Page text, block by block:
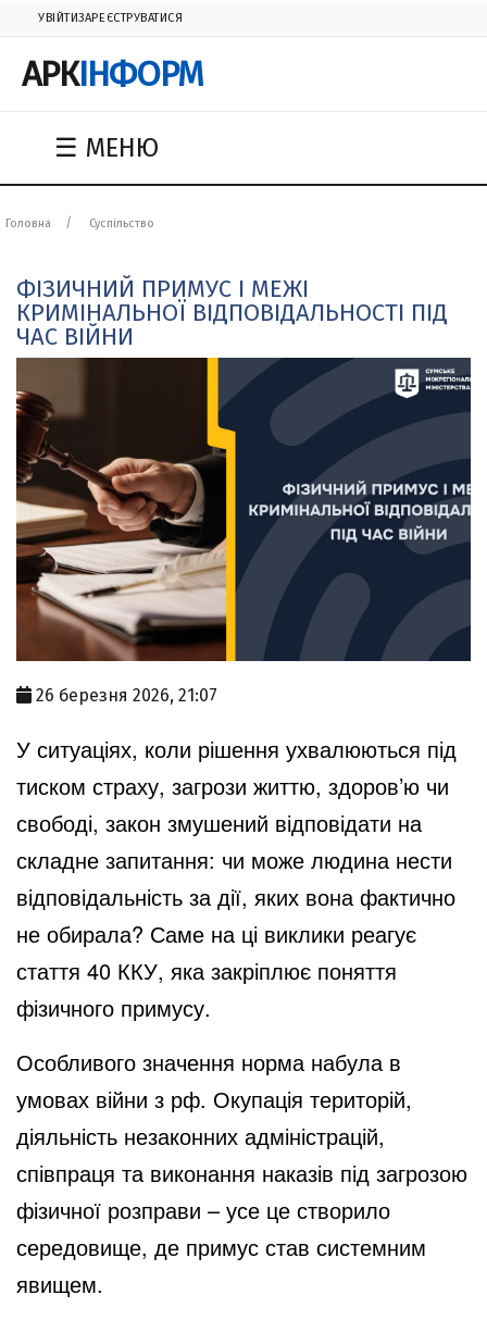
УВІЙТИЗАРЕЄСТРУВАТИСЯ
АРКІНФОРМ
☰ МЕНЮ
Головна Суспільство
ФІЗИЧНИЙ ПРИМУС І МЕЖІ
КРИМІНАЛЬНОЇ ВІДПОВІДАЛЬНОСТІ ПІД
ЧАС ВІЙНИ
26 березня 2026, 21:07
У ситуаціях, коли рішення ухвалюються під
тиском страху, загрози життю, здоров’ю чи
свободі, закон змушений відповідати на
складне запитання: чи може людина нести
відповідальність за дії, яких вона фактично
не обирала? Саме на ці виклики реагує
стаття 40 ККУ, яка закріплює поняття
фізичного примусу.
Особливого значення норма набула в
умовах війни з рф. Окупація територій,
діяльність незаконних адміністрацій,
співпраця та виконання наказів під загрозою
фізичної розправи – усе це створило
середовище, де примус став системним
явищем.